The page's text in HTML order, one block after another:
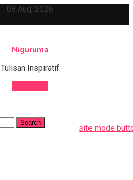
08 Aug, 2026
Niguruma
Tulisan Inspiratif
site mode